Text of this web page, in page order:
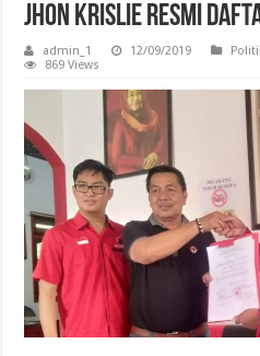
Jhon Krislie Resmi
admin_1 12/09/2019
869 Views